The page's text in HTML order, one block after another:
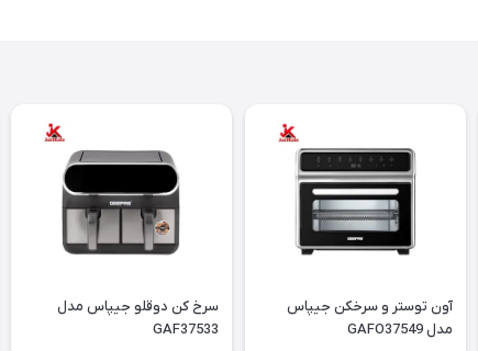
آون توستر و سرخکن جیپاس
مدل GAFO37549
سرخ کن دوقلو جیپاس مدل
GAF37533